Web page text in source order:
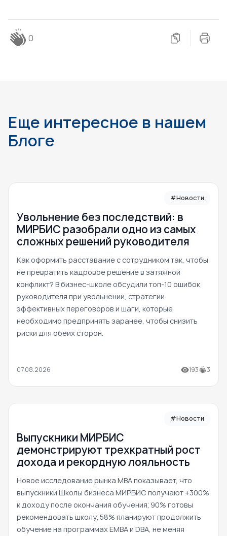
0
Еще интересное в нашем
Блоге
#Новости
Увольнение без последствий: в
МИРБИС разобрали одно из самых
сложных решений руководителя
Как оформить расставание с сотрудником так, чтобы
не превратить кадровое решение в затяжной
конфликт? В бизнес-школе обсудили топ-10 ошибок
руководителя при увольнении, стратегии
эффективных переговоров и шаги, которые
необходимо предпринять заранее, чтобы снизить
риски для обеих сторон.
07.08.2026 193 3
#Новости
Выпускники МИРБИС
демонстрируют трехкратный рост
дохода и рекордную лояльность
Новое исследование рынка MBA показывает, что
выпускники Школы бизнеса МИРБИС получают +300%
к доходу после окончания обучения; 90% готовы
рекомендовать школу; 58% планируют продолжить
обучение на программах EMBA и DBA, не меняя